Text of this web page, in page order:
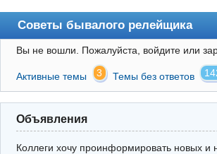
Советы бывалого релейщика
Форум
Правила
Поиск
Регистрация
Вы не вошли. Пожалуйста, войдите или
Активные темы 3 Темы без ответов
Объявления
Коллеги хочу проинформировать новых и